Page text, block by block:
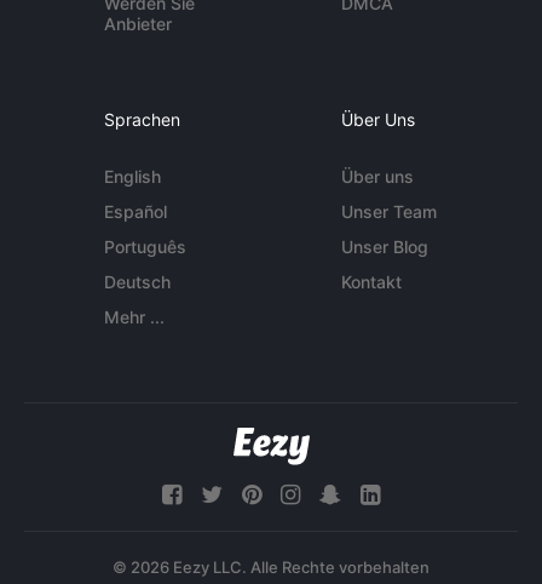
Anbieter
Sprachen
English
Español
Português
Deutsch
Mehr ...
Über Uns
Über uns
Unser Team
Unser Blog
Kontakt
© 2026 Eezy LLC. Alle Rechte vorbehalten